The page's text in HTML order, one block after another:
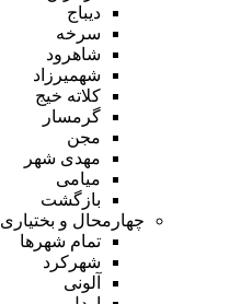
دیباج
سرخه
شاهرود
شهمیرزاد
کلاته خیج
گرمسار
مجن
مهدی شهر
میامی
بازگشت
چهارمحال و بختیاری
تمام شهر‌ها
شهرکرد
آلونی